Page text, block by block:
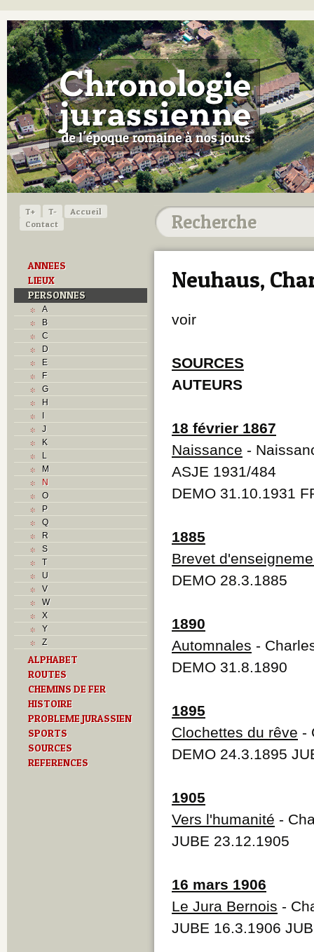
T+ T-
Accueil
Contact
ANNEES
LIEUX
PERSONNES
A
B
C
D
E
F
G
H
I
J
K
L
M
N
O
P
Q
R
S
T
U
V
W
X
Y
Z
ALPHABET
ROUTES
CHEMINS DE FER
HISTOIRE
PROBLEME JURASSIEN
SPORTS
SOURCES
REFERENCES
Neuhaus,
voir
SOURCES
AUTEURS
18 février 1867
Naissance -
ASJE 1931/484
DEMO 31.10.1931
1885
Brevet
DEMO 28.3.1885
1890
Automnales -
DEMO 31.8.1890
1895
Clochettes du rêve -
DEMO 24.3.1895
1905
Vers l'humanité -
JUBE 23.12.1905
16 mars 1906
Le Jura Bernois -
JUBE 16.3.1906